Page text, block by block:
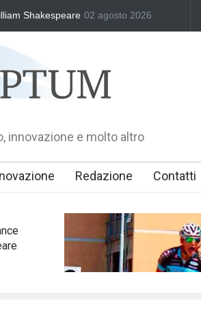
Dominika Zamara: Polish
02 agosto 2026
innovazione e molto altro
Redazione Contatti